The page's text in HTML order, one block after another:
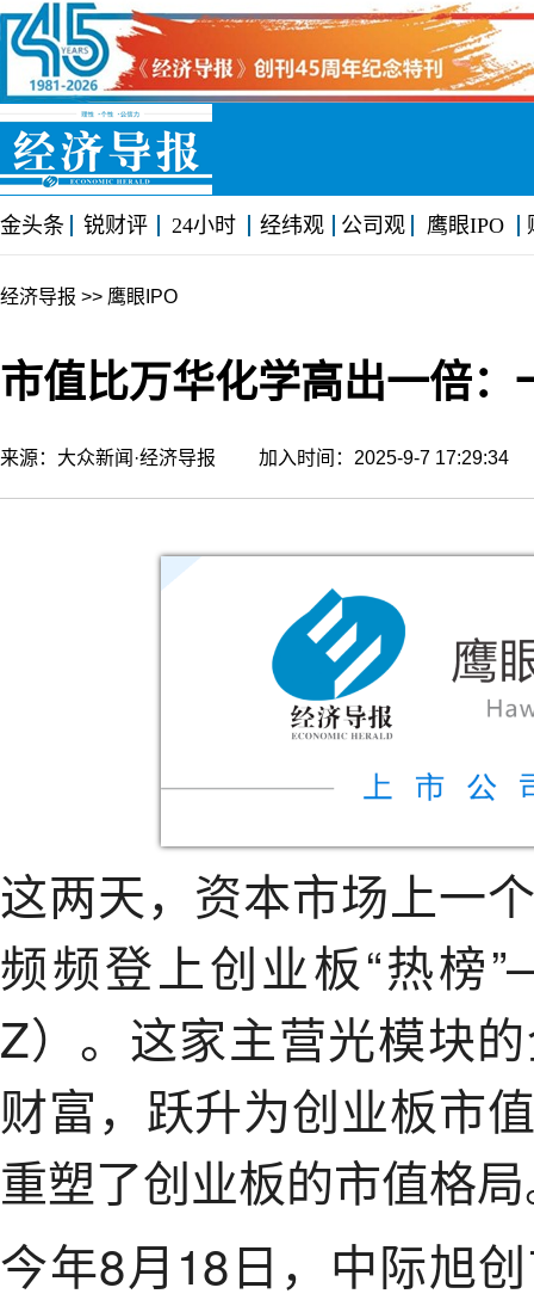
金头条 锐财评 24小时 经纬观 公司观 鹰眼IPO
经济导报 >> 鹰眼IPO
市值比万华化学高出一倍
来源：大众新闻·经济导报 加入时间：2025-9-7
这两天，资本市场上一
频频登上创业板“热榜
Z）。这家主营光模块
财富，跃升为创业板市
重塑了创业板的市值格
今年8月18日，中际旭